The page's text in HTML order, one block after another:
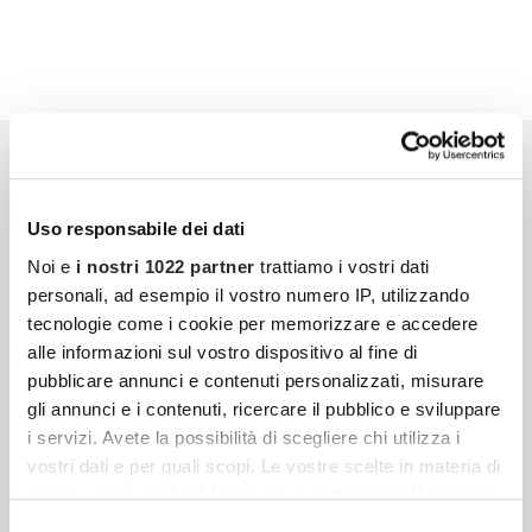
Uso responsabile dei dati
Noi e i nostri 1022 partner trattiamo i vostri dati
personali, ad esempio il vostro numero IP, utilizzando
tecnologie come i cookie per memorizzare e accedere
alle informazioni sul vostro dispositivo al fine di
pubblicare annunci e contenuti personalizzati, misurare
gli annunci e i contenuti, ricercare il pubblico e sviluppare
i servizi. Avete la possibilità di scegliere chi utilizza i
vostri dati e per quali scopi. Le vostre scelte in materia di
privacy sono applicabili solo su questa proprietà digitale